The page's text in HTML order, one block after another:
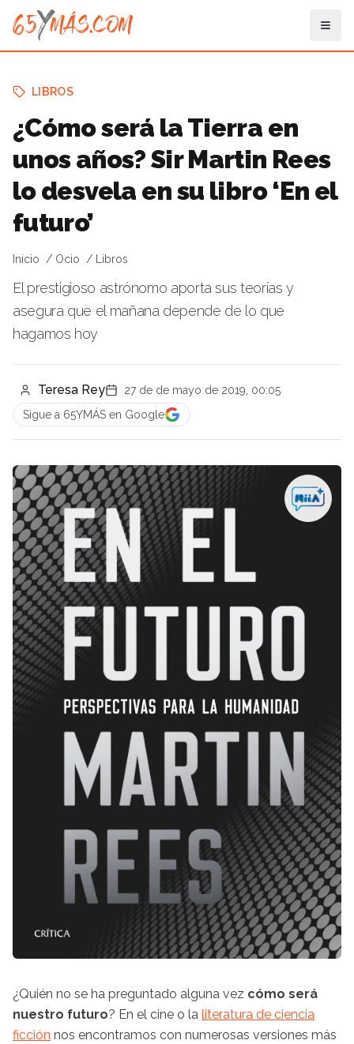
LIBROS
¿Cómo será la Tierra en
unos años? Sir Martin Rees
lo desvela en su libro ‘En el
futuro’
Inicio Ocio Libros
El prestigioso astrónomo aporta sus teorías y
asegura que el mañana depende de lo que
hagamos hoy
Teresa Rey
27 de de mayo de 2019, 00:05
Sigue a 65YMÁS en Google
¿Quién no se ha preguntado alguna vez cómo será
nuestro futuro? En el cine o la literatura de ciencia
ficción nos encontramos con numerosas versiones más